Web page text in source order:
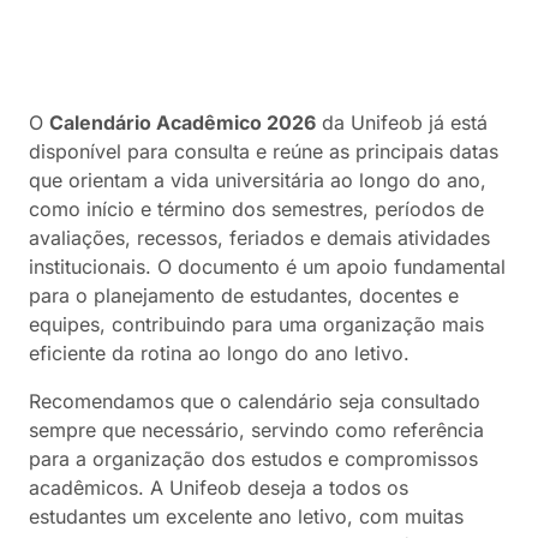
O Calendário Acadêmico 2026 da Unifeob já está
disponível para consulta e reúne as principais datas
que orientam a vida universitária ao longo do ano,
como início e término dos semestres, períodos de
avaliações, recessos, feriados e demais atividades
institucionais. O documento é um apoio fundamental
para o planejamento de estudantes, docentes e
equipes, contribuindo para uma organização mais
eficiente da rotina ao longo do ano letivo.
Recomendamos que o calendário seja consultado
sempre que necessário, servindo como referência
para a organização dos estudos e compromissos
acadêmicos. A Unifeob deseja a todos os
estudantes um excelente ano letivo, com muitas